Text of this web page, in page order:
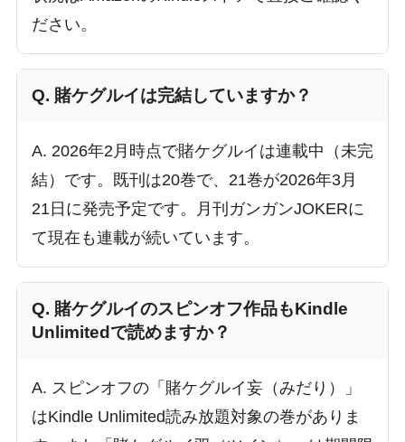
ださい。
Q. 賭ケグルイは完結していますか？
A. 2026年2月時点で賭ケグルイは連載中（未完
結）です。既刊は20巻で、21巻が2026年3月
21日に発売予定です。月刊ガンガンJOKERに
て現在も連載が続いています。
Q. 賭ケグルイのスピンオフ作品もKindle
Unlimitedで読めますか？
A. スピンオフの「賭ケグルイ妄（みだり）」
はKindle Unlimited読み放題対象の巻がありま